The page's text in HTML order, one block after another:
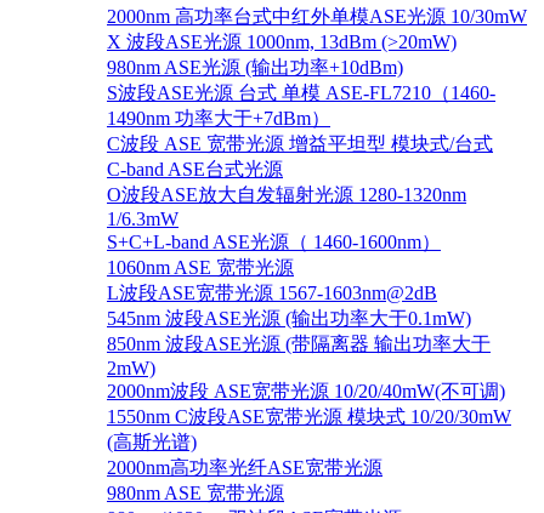
2000nm 高功率台式中红外单模ASE光源 10/30mW
X 波段ASE光源 1000nm, 13dBm (>20mW)
980nm ASE光源 (输出功率+10dBm)
S波段ASE光源 台式 单模 ASE-FL7210（1460-
1490nm 功率大于+7dBm）
C波段 ASE 宽带光源 增益平坦型 模块式/台式
C-band ASE台式光源
O波段ASE放大自发辐射光源 1280-1320nm
1/6.3mW
S+C+L-band ASE光源（ 1460-1600nm）
1060nm ASE 宽带光源
L波段ASE宽带光源 1567-1603nm@2dB
545nm 波段ASE光源 (输出功率大于0.1mW)
850nm 波段ASE光源 (带隔离器 输出功率大于
2mW)
2000nm波段 ASE宽带光源 10/20/40mW(不可调)
1550nm C波段ASE宽带光源 模块式 10/20/30mW
(高斯光谱)
2000nm高功率光纤ASE宽带光源
980nm ASE 宽带光源